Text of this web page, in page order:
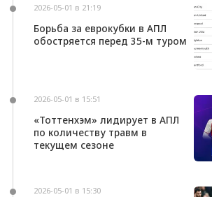
2026-05-01 в 21:19
Борьба за еврокубки в АПЛ
обостряется перед 35-м туром
2026-05-01 в 15:51
«Тоттенхэм» лидирует в АПЛ
по количеству травм в
текущем сезоне
2026-05-01 в 15:30